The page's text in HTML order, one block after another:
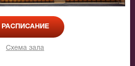
РАСПИСАНИЕ
Схема зала